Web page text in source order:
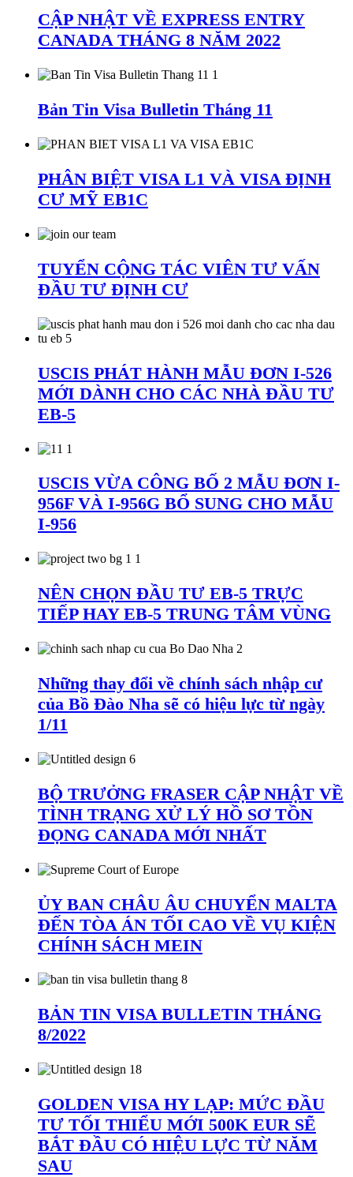
CẬP NHẬT VỀ EXPRESS ENTRY
CANADA THÁNG 8 NĂM 2022
Bản Tin Visa Bulletin Tháng 11
PHÂN BIỆT VISA L1 VÀ VISA ĐỊNH
CƯ MỸ EB1C
TUYỂN CỘNG TÁC VIÊN TƯ VẤN
ĐẦU TƯ ĐỊNH CƯ
USCIS PHÁT HÀNH MẪU ĐƠN I-526
MỚI DÀNH CHO CÁC NHÀ ĐẦU TƯ
EB-5
USCIS VỪA CÔNG BỐ 2 MẪU ĐƠN I-
956F VÀ I-956G BỔ SUNG CHO MẪU
I-956
NÊN CHỌN ĐẦU TƯ EB-5 TRỰC
TIẾP HAY EB-5 TRUNG TÂM VÙNG
Những thay đổi về chính sách nhập cư
của Bồ Đào Nha sẽ có hiệu lực từ ngày
1/11
BỘ TRƯỞNG FRASER CẬP NHẬT VỀ
TÌNH TRẠNG XỬ LÝ HỒ SƠ TỒN
ĐỌNG CANADA MỚI NHẤT
ỦY BAN CHÂU ÂU CHUYỂN MALTA
ĐẾN TÒA ÁN TỐI CAO VỀ VỤ KIỆN
CHÍNH SÁCH MEIN
BẢN TIN VISA BULLETIN THÁNG
8/2022
GOLDEN VISA HY LẠP: MỨC ĐẦU
TƯ TỐI THIỂU MỚI 500K EUR SẼ
BẮT ĐẦU CÓ HIỆU LỰC TỪ NĂM
SAU